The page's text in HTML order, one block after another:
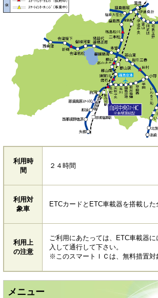
利用時
間
２４時間
利用対
象車
ETCカードとETC車載器を搭載した
利用上
の注意
ご利用にあたっては、ETC車載器
入して通行して下さい。
※このスマートＩＣは、無料措置対
メニュー